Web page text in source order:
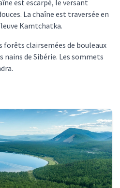
est escarpé, le versant
La chaîne est traversée en
Kamtchatka.
forêts clairsemées de bouleaux
nains de Sibérie. Les sommets